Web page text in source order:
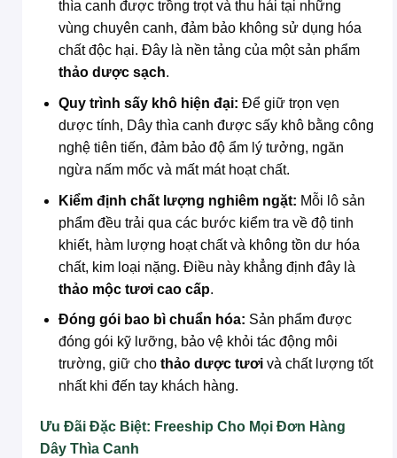
thìa canh được trồng trọt và thu hái tại những
vùng chuyên canh, đảm bảo không sử dụng hóa
chất độc hại. Đây là nền tảng của một sản phẩm
thảo dược sạch.
Quy trình sấy khô hiện đại: Để giữ trọn vẹn
dược tính, Dây thìa canh được sấy khô bằng công
nghệ tiên tiến, đảm bảo độ ẩm lý tưởng, ngăn
ngừa nấm mốc và mất mát hoạt chất.
Kiểm định chất lượng nghiêm ngặt: Mỗi lô sản
phẩm đều trải qua các bước kiểm tra về độ tinh
khiết, hàm lượng hoạt chất và không tồn dư hóa
chất, kim loại nặng. Điều này khẳng định đây là
thảo mộc tươi cao cấp.
Đóng gói bao bì chuẩn hóa: Sản phẩm được
đóng gói kỹ lưỡng, bảo vệ khỏi tác động môi
trường, giữ cho thảo dược tươivà chất lượng tốt
nhất khi đến tay khách hàng.
Ưu Đãi Đặc Biệt: Freeship Cho Mọi Đơn Hàng
Dây Thìa Canh